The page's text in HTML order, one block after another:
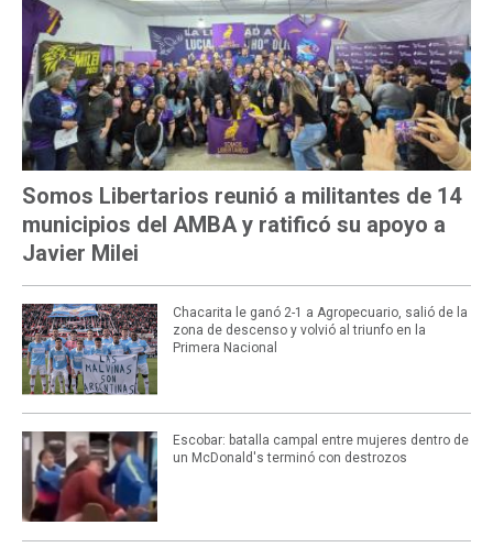
Somos Libertarios reunió a militantes de 14
municipios del AMBA y ratificó su apoyo a
Javier Milei
Chacarita le ganó 2-1 a Agropecuario, salió de la
zona de descenso y volvió al triunfo en la
Primera Nacional
Escobar: batalla campal entre mujeres dentro de
un McDonald's terminó con destrozos